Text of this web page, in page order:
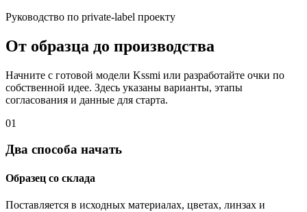
Руководство по private-label проекту
От образца до производства
Начните с готовой модели Kssmi или разработайте очки по
собственной идее. Здесь указаны варианты, этапы
согласования и данные для старта.
01
Два способа начать
Образец со склада
Поставляется в исходных материалах, цветах, линзах и